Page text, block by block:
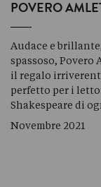
POVERO
Audace e
spassoso, Povero
il regalo
perfetto per i
Shakespeare di
Novembre 2021